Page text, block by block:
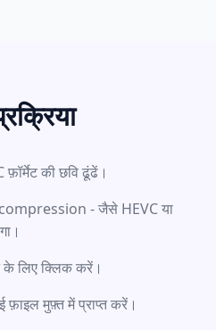
की छवि ढूंढें।
- जैसे HEVC या
के लिए क्लिक करें।
फ़ाइल मुफ़्त में प्राप्त करें।